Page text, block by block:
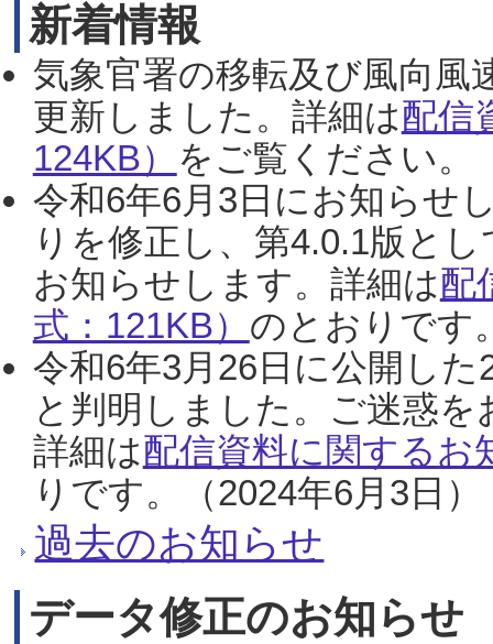
新着情報
気象官署の移転及び風向風
更新しました。詳細は配信
124KB） をご覧ください。
令和6年6月3日にお知らせ
りを修正し、第4.0.1版と
お知らせします。詳細は配
式：121KB） のとおりです
令和6年3月26日に公開し
と判明しました。ご迷惑
詳細は配信資料に関するお
りです。（2024年6月3日）
過去のお知らせ
データ修正のお知らせ